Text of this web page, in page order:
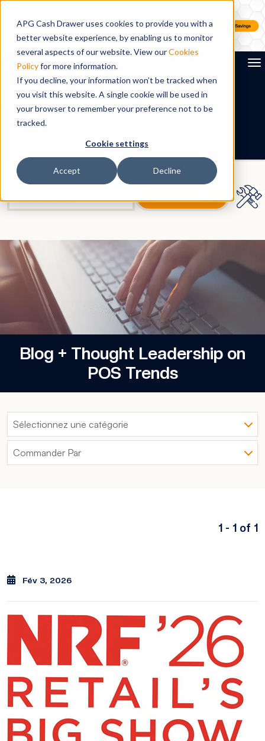
APG Cash Drawer uses cookies to provide you with a
better website experience, by enabling us to monitor
several aspects of our website. View ourCookies
Policyfor more information.
If you decline, your information won’t be tracked when
you visit this website. A single cookie will be used in
your browser to remember your preference not to be
tracked.
Cookie settings
Accept Decline
Search
FR
Blog + Thought Leadership on
POS Trends
1 - 1 of 1
Fév 3, 2026